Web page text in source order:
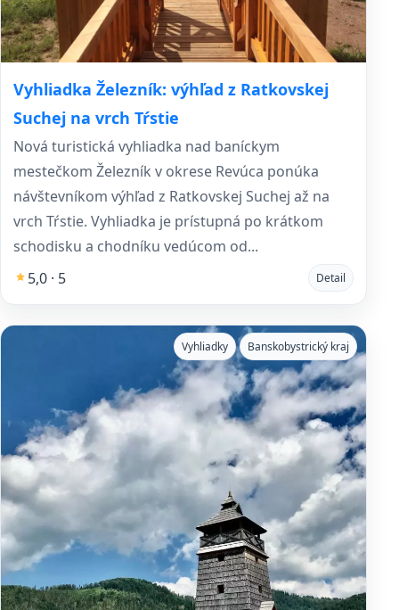
Vyhliadka Železník: výhľad z Ratkovskej
Suchej na vrch Tŕstie
Nová turistická vyhliadka nad baníckym
mestečkom Železník v okrese Revúca ponúka
návštevníkom výhľad z Ratkovskej Suchej až na
vrch Tŕstie. Vyhliadka je prístupná po krátkom
schodisku a chodníku vedúcom od...
5,0 · 5
Detail
Vyhliadky Banskobystrický kraj